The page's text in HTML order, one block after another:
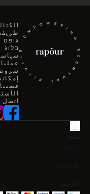
גיפט
בלוג
قصتنا
اتصل